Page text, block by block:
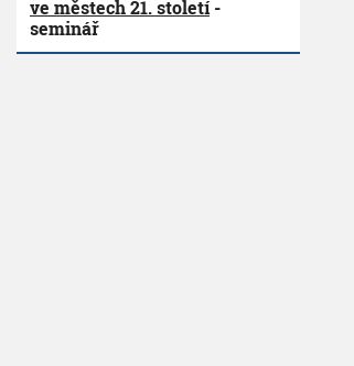
ve městech 21. století-
seminář